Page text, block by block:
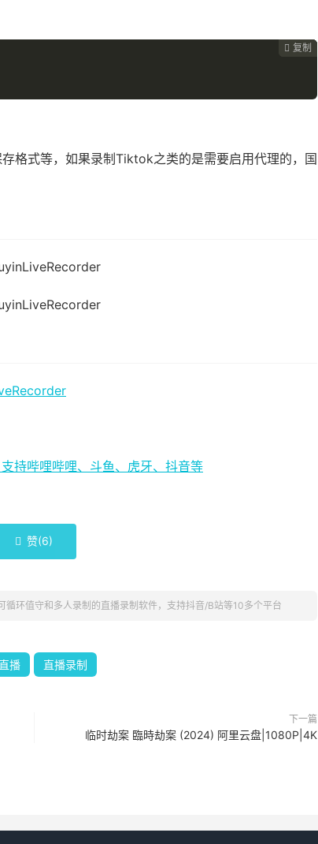
 复制
 复制
 复制
格式等，如果录制Tiktok之类的是需要启用代理的，国
持哔哩哔哩、斗鱼、虎牙、抖音等
 赞(6)
环值守和多人录制的直播录制软件，支持抖音/B站等10多个平台
播 直播录制
下一篇
临时劫案 臨時劫案 (2024) 阿里云盘|1080P|4K